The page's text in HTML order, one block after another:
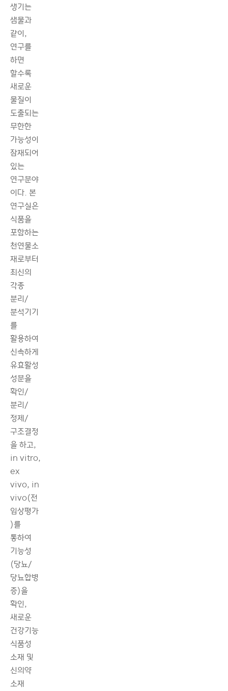
생기는
샘물과
같이,
연구를
하면
할수록
새로운
물질이
도출되는
무한한
가능성이
잠재되어
있는
연구분야
이다. 본
연구실은
식품을
포함하는
천연물소
재로부터
최신의
각종
분리/
분석기기
를
활용하여
신속하게
유효활성
성분을
확인/
분리/
정제/
구조결정
을 하고,
in vitro,
ex
vivo, in
vivo(전
임상평가
)를
통하여
기능성
(당뇨/
당뇨합병
증)을
확인,
새로운
건강기능
식품성
소재 및
신의약
소재